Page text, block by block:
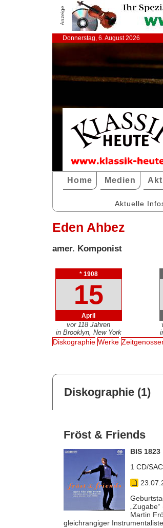
Anzeige
Donnerstag, 6. August 2026
Home Medien
Aktuelle
Eden Ahbez
amer. Komponist
* 1908
15
April
vor 118 Jahren
in Brooklyn, New York
Diskographie Werke
Diskographie (1)
Fröst & Friends
BIS 1823
1 CD/
Martin
gleichrangiger